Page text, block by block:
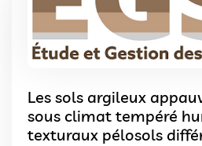
Les sols argileux
sous climat tempéré
texturaux pélosols